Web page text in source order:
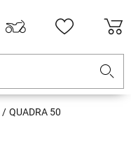
QUADRA 50